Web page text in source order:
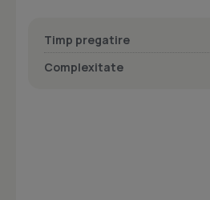
Timp pregatire
Complexitate